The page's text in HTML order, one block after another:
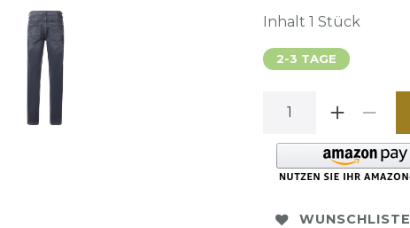
Inhalt 1 Stück
2-3 TAGE
WUNSCHLISTE